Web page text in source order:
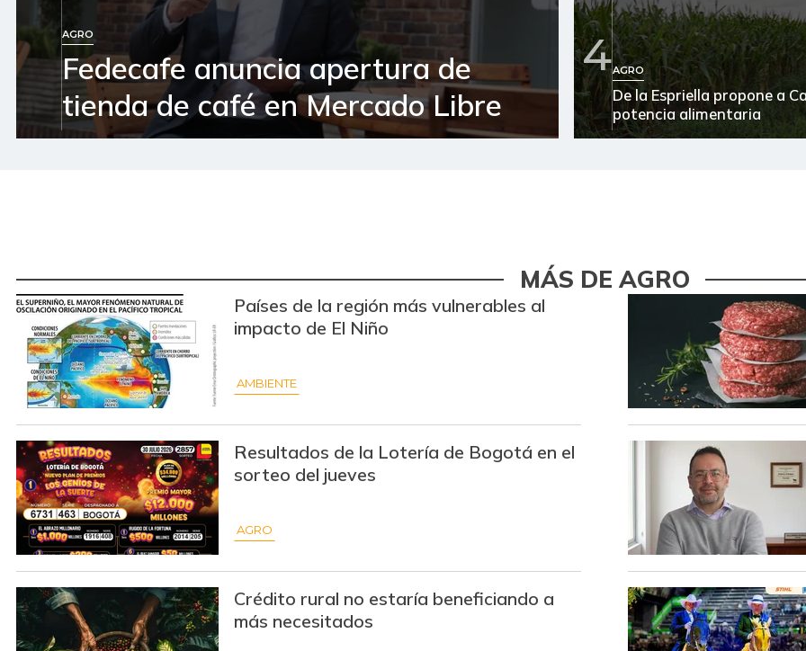
Apio
Arracacha amarilla
Arracacha blanca
Arroz paddy verde
Arveja amarilla seca
Arveja enlatada
Arveja verde
Arveja verde en vaina
Arveja verde seca
AGRO
Fedecafe anuncia apertura de
tienda de café en Mercado Libre
4AGRO
De la Espriella propone a
potencia alimentaria
MÁS DE AGRO
Países de la región más vulnerables al
impacto de El Niño
AMBIENTE
Resultados de la Lotería de Bogotá en el
sorteo del jueves
AGRO
Crédito rural no estaría beneficiando a
más necesitados